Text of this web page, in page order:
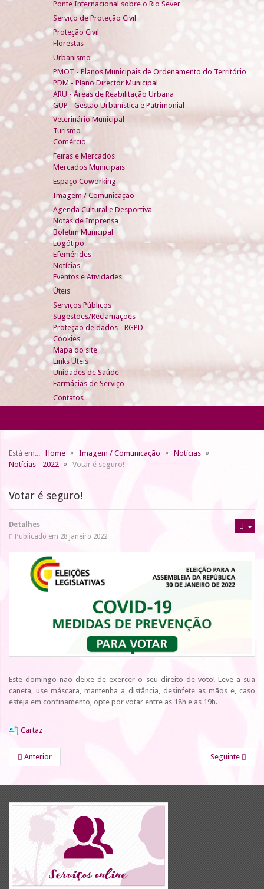
Ponte Internacional sobre o Rio Sever
Serviço de Proteção Civil
Proteção Civil
Florestas
Urbanismo
PMOT - Planos Municipais de Ordenamento do Território
PDM - Plano Director Municipal
ARU - Áreas de Reabilitação Urbana
GUP - Gestão Urbanística e Patrimonial
Veterinário Municipal
Turismo
Comércio
Feiras e Mercados
Mercados Municipais
Espaço Coworking
Imagem / Comunicação
Agenda Cultural e Desportiva
Notas de Imprensa
Boletim Municipal
Logótipo
Efemérides
Notícias
Eventos e Atividades
Úteis
Serviços Públicos
Sugestões/Reclamações
Proteção de dados - RGPD
Cookies
Mapa do site
Links Úteis
Unidades de Saúde
Farmácias de Serviço
Contatos
Está em... Home Imagem / Comunicação
Notícias
Notícias - 2022
Votar é seguro!
Votar é seguro!
Detalhes
Publicado em 28 janeiro 2022
Este domingo não deixe de exercer o seu direito de voto! Leve a sua
caneta, use máscara, mantenha a distância, desinfete as mãos e, caso
esteja em confinamento, opte por votar entre as 18h e as 19h.
Cartaz
Anterior Seguinte